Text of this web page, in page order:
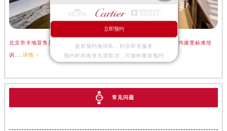
北京市卡地亚售后服务中心是卡地亚售后维修保养服务网点,中心技师均接受标准培
训....详情 >
常见问题
立即预约
提前预约免排队，到店即享服务
预约时间有变无需取消，可随时重新预约